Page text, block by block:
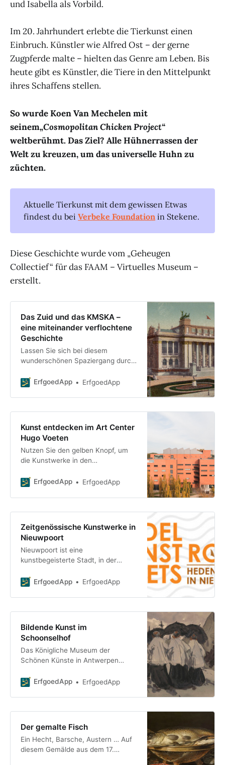
und Isabella als Vorbild.
Im 20. Jahrhundert erlebte die Tierkunst einen
Einbruch. Künstler wie Alfred Ost – der gerne
Zugpferde malte – hielten das Genre am Leben. Bis
heute gibt es Künstler, die Tiere in den Mittelpunkt
ihres Schaffens stellen.
So wurde Koen Van Mechelen mit
seinem„Cosmopolitan Chicken Project“
weltberühmt. Das Ziel? Alle Hühnerrassen der
Welt zu kreuzen, um das universelle Huhn zu
züchten.
Aktuelle Tierkunst mit dem gewissen Etwas
findest du beiVerbeke Foundation in Stekene.
Diese Geschichte wurde vom „Geheugen
Collectief“ für das FAAM – Virtuelles Museum –
erstellt.
Das Zuid und das KMSKA –
eine miteinander verflochtene
Geschichte
Lassen Sie sich bei diesem
wunderschönen Spaziergang durch
und inspirieren! Wir führen Sie an
Geschichte von
ErfgoedApp ErfgoedApp
Kunst entdecken im Art Center
Hugo Voeten
Nutzen Sie den gelben Knopf, um
die Kunstwerke in den
Die verfügbaren Kunstwerke sind
gekennzeichnet. Sehen Sie sich die
gesamte Kunst
ErfgoedApp ErfgoedApp
Zeitgenössische Kunstwerke in
Nieuwpoort
Nieuwpoort ist eine
kunstbegeisterte Stadt, in der
zeitgenössischen Kunst den
unsere Küstenstadt mit z
ErfgoedApp ErfgoedApp
Bildende Kunst im
Schoonselhof
Das Königliche Museum der
Schönen Künste in Antwerpen
Renovierung wieder seine Pforten.
ErfgoedApp ErfgoedApp
Der gemalte Fisch
Ein Hecht, Barsche, Austern … Auf
diesem Gemälde aus dem 17.